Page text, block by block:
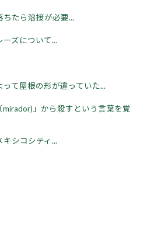
たら溶接が必要...
ズについて...
て屋根の形が違っていた...
」から殺すという言葉を覚
キシコシティ...